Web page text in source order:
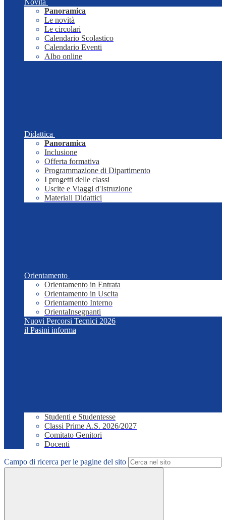
Novità
Panoramica
Le novità
Le circolari
Calendario Scolastico
Calendario Eventi
Albo online
Didattica
Panoramica
Inclusione
Offerta formativa
Programmazione di Dipartimento
I progetti delle classi
Uscite e Viaggi d'Istruzione
Materiali Didattici
Orientamento
Orientamento in Entrata
Orientamento in Uscita
Orientamento Interno
OrientaInsegnanti
Nuovi Percorsi Tecnici 2026
il Pasini informa
Studenti e Studentesse
Classi Prime A.S. 2026/2027
Comitato Genitori
Docenti
Campo di ricerca per le pagine del sito